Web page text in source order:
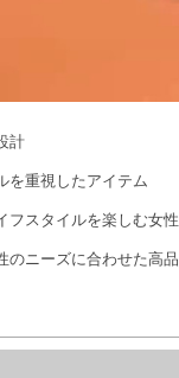
計
を重視したアイテム
フスタイルを楽しむ女
のニーズに合わせた高